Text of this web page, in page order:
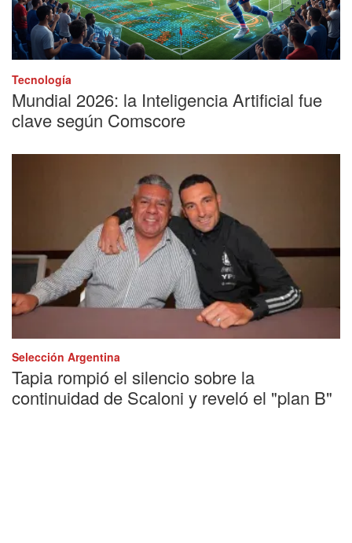
Tecnología
Mundial 2026: la Inteligencia Artificial fue
clave según Comscore
Selección Argentina
Tapia rompió el silencio sobre la
continuidad de Scaloni y reveló el "plan B"